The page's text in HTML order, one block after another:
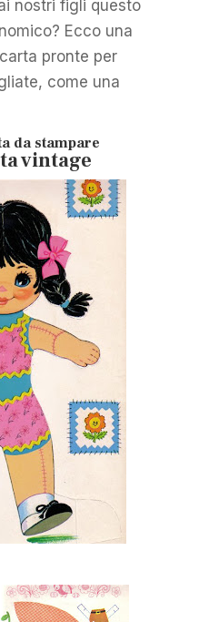
nostri figli questo
Ecco una
pronte per
come una
da stampare
vintage